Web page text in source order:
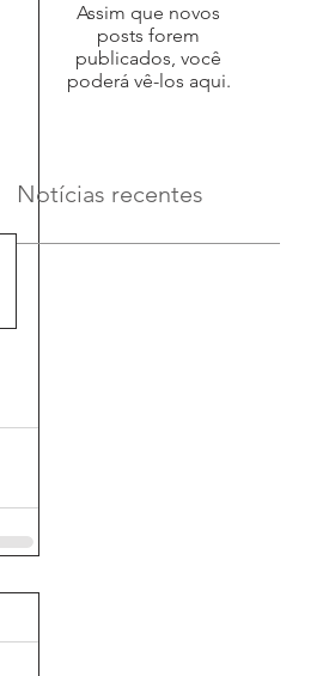
Assim que novos
posts forem
publicados, você
poderá vê-los aqui.
Notícias recentes